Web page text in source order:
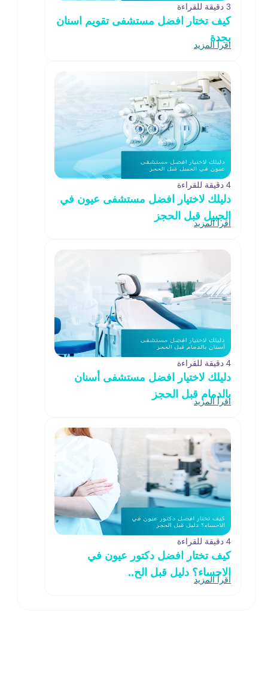
3 دقيقة للقراءة
كيف تختار افضل مستشفى تقويم اسنان
بجدة
اقرأ المزيد
4 دقيقة للقراءة
دليلك لاختيار افضل مستشفى عيون في
الجبيل قبل الحجز
اقرأ المزيد
4 دقيقة للقراءة
دليلك لاختيار افضل مستشفى أسنان
بالدمام قبل الحجز
اقرأ المزيد
4 دقيقة للقراءة
كيف تختار افضل دكتور عيون في
الاحساء؟ دليل قبل الح..
اقرأ المزيد